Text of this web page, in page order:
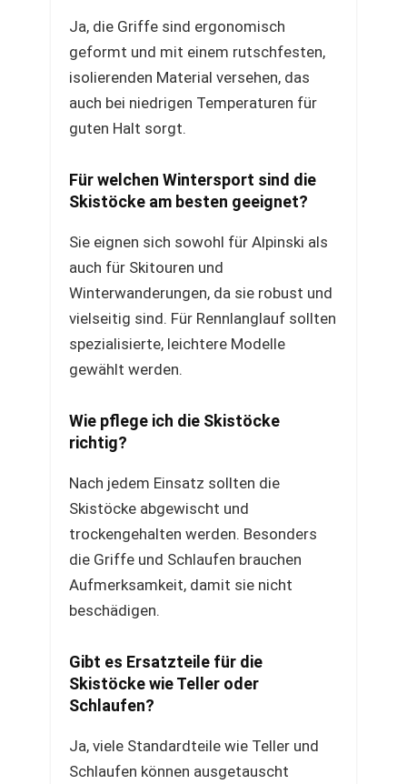
Ja, die Griffe sind ergonomisch
geformt und mit einem rutschfesten,
isolierenden Material versehen, das
auch bei niedrigen Temperaturen für
guten Halt sorgt.
Für welchen Wintersport sind die
Skistöcke am besten geeignet?
Sie eignen sich sowohl für Alpinski als
auch für Skitouren und
Winterwanderungen, da sie robust und
vielseitig sind. Für Rennlanglauf sollten
spezialisierte, leichtere Modelle
gewählt werden.
Wie pflege ich die Skistöcke
richtig?
Nach jedem Einsatz sollten die
Skistöcke abgewischt und
trockengehalten werden. Besonders
die Griffe und Schlaufen brauchen
Aufmerksamkeit, damit sie nicht
beschädigen.
Gibt es Ersatzteile für die
Skistöcke wie Teller oder
Schlaufen?
Ja, viele Standardteile wie Teller und
Schlaufen können ausgetauscht